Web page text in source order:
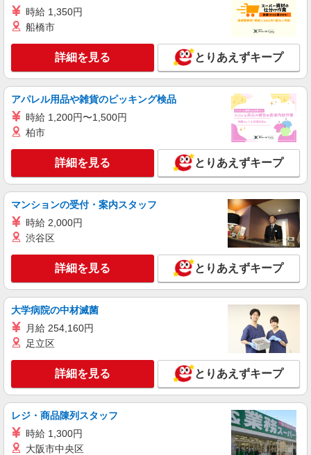
時給 1,350円
船橋市
詳細を見る とりあえずキープ
アパレル用品や雑貨のピッキング検品
時給 1,200円〜1,500円
柏市
詳細を見る とりあえずキープ
マンションの受付・案内スタッフ
時給 2,000円
渋谷区
詳細を見る とりあえずキープ
大学病院の中材滅菌
月給 254,160円
足立区
詳細を見る とりあえずキープ
レジ・商品陳列スタッフ
時給 1,300円
大阪市中央区